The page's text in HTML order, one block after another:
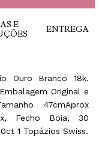
E
ENTREGA
Ouro Branco 18k.
Original e
47cmAprox
Fecho Boia, 30
1 Topázios Swiss.